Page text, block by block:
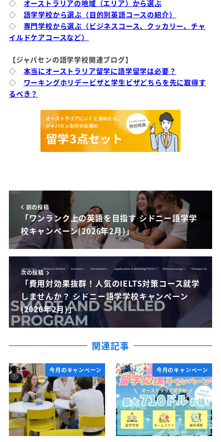
◇ オーストラリアの地域（エリア）から選ぶ
◇ 語学学校から選ぶ（目的別英語コースの紹介）
◇ 専門学校から選ぶ（ビジネスコース、クッカリー、チャ
イルドケアコースなど）
【ジャパセンの語学学校関連ブログ】
◇ 本当にオーストラリア留学に語学留学は必要？
◇ ワーキングホリデービザと学生ビザどちらを先に取得す
るべき？
前の投稿
「ワンランク上の英語を目指す シドニー語学学
校キャンペーン(2026年2月)」
次の投稿
「費用対効果抜群！人気のIELTS対策コース就学
しませんか？ シドニー語学学校キャンペーン
(2026年2月)」
関連記事
今月のキャンペーン 今月のキャンペーン